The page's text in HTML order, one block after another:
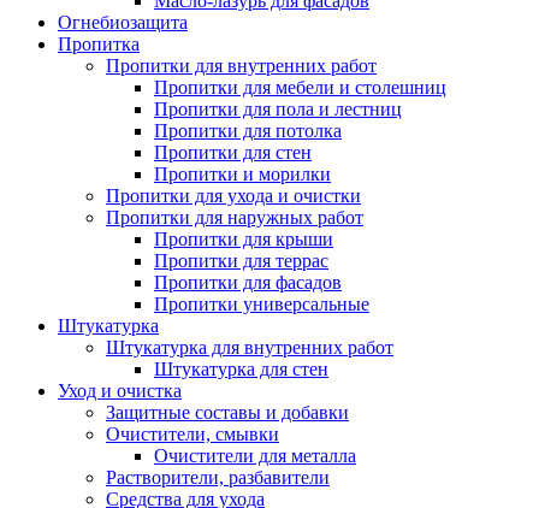
Огнебиозащита
Пропитка
Пропитки для внутренних работ
Пропитки для мебели и столешниц
Пропитки для пола и лестниц
Пропитки для потолка
Пропитки для стен
Пропитки и морилки
Пропитки для ухода и очистки
Пропитки для наружных работ
Пропитки для крыши
Пропитки для террас
Пропитки для фасадов
Пропитки универсальные
Штукатурка
Штукатурка для внутренних работ
Штукатурка для стен
Уход и очистка
Защитные составы и добавки
Очистители, смывки
Очистители для металла
Растворители, разбавители
Средства для ухода